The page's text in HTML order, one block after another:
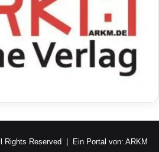
Rights Reserved | Ein Portal von: ARKM